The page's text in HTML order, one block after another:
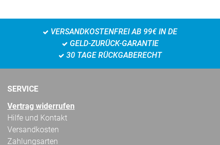
VERSANDKOSTENFREI AB 99€ IN DE
GELD-ZURÜCK-GARANTIE
30 TAGE RÜCKGABERECHT
SERVICE
Vertrag widerrufen
Hilfe und Kontakt
Versandkosten
Zahlungsarten